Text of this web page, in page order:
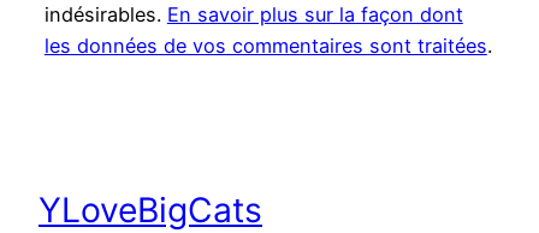
indésirables. En savoir plus sur la façon dont
les données de vos commentaires sont traitées.
YLoveBigCats